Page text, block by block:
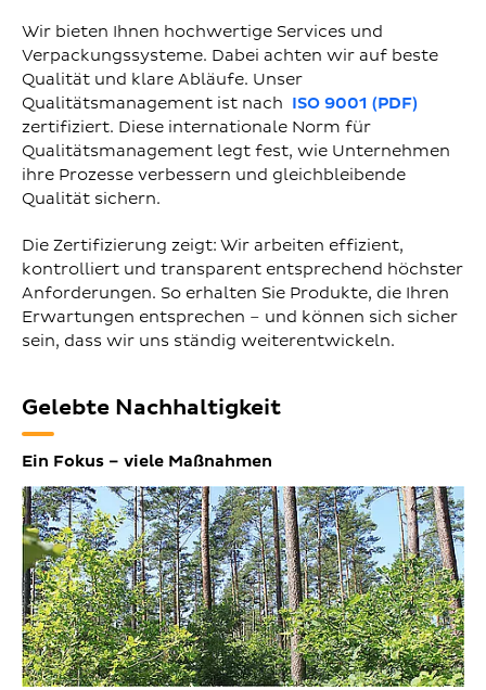
Wir bieten Ihnen hochwertige Services und
Verpackungssysteme. Dabei achten wir auf beste
Qualität und klare Abläufe. Unser
Qualitätsmanagement ist nach ISO 9001 (PDF)
zertifiziert. Diese internationale Norm für
Qualitätsmanagement legt fest, wie Unternehmen
ihre Prozesse verbessern und gleichbleibende
Qualität sichern.
Die Zertifizierung zeigt: Wir arbeiten effizient,
kontrolliert und transparent entsprechend höchster
Anforderungen. So erhalten Sie Produkte, die Ihren
Erwartungen entsprechen – und können sich sicher
sein, dass wir uns ständig weiterentwickeln.
Gelebte Nachhaltigkeit
Ein Fokus – viele Maßnahmen